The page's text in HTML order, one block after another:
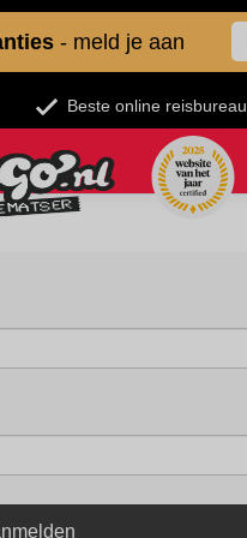
- meld je aan
Beste online reisbureau